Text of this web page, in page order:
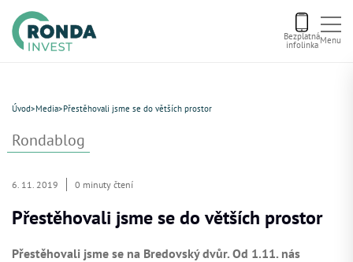
Letní bonus
Aktuální nabídka
O nás
Bezplatná
infolinka Menu
Úvod>Media>Přestěhovali jsme se do větších prostor
Rondablog
6. 11. 2019 0 minuty čtení
Přestěhovali jsme se do větších prostor
Přestěhovali jsme se na Bredovský dvůr. Od 1.11. nás